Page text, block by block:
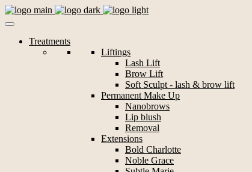
Treatments
Liftings
Lash Lift
Brow Lift
Soft Sculpt - lash & brow lift
Permanent Make Up
Nanobrows
Lip blush
Removal
Extensions
Bold Charlotte
Noble Grace